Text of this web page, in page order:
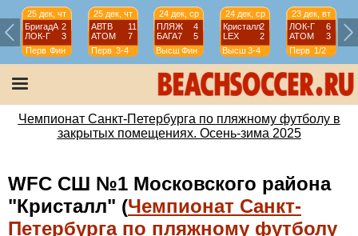
25 дек, чт
БригадА 2
ЛОК-Г
3
Перв Фин
25 дек, чт
АВТВ
11
АТОМ
7
Перв 3-4
24 дек, ср
ПЛЯЖ
4
БАГА7
5
Высш Фин
24 дек, ср
Кристалл2
LEX
2
Высш 3-4
23 дек, вт
ЛОК-Г
6
АТОМ
3
Перв 1/2
Чемпионат Санкт-Петербурга по пляжному футболу в
закрытых помещениях. Осень-зима 2025
WFC СШ №1 Московского района
"Кристалл" (Чемпионат Санкт-
Петербурга по пляжному футболу